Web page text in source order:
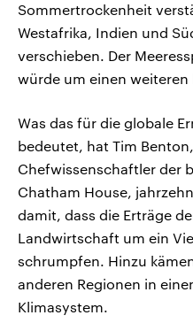
Sommertrockenheit
Westafrika, Indien und
verschieben. Der
würde um einen
Was das für die globale
bedeutet, hat Tim
Chefwissenschaftler der
Chatham House,
damit, dass die Erträge
Landwirtschaft um ein
schrumpfen. Hinzu
anderen Regionen in
Klimasystem.